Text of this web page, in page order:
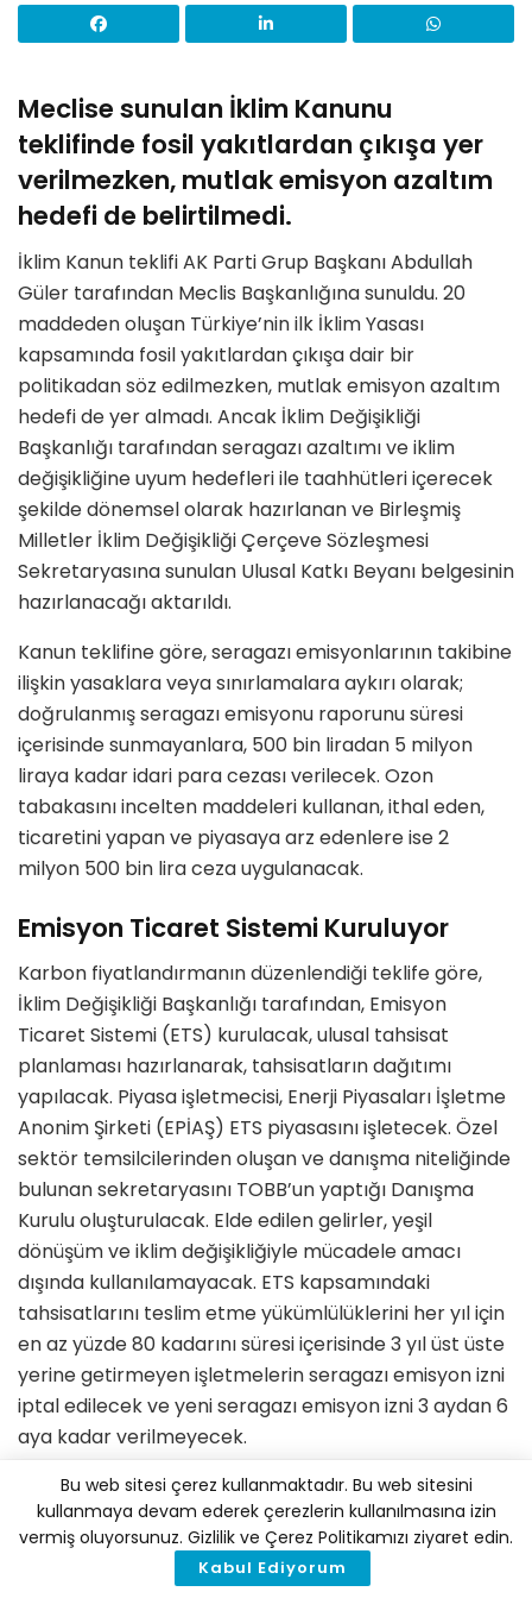
Meclise sunulan İklim Kanunu
teklifinde fosil yakıtlardan çıkışa yer
verilmezken, mutlak emisyon azaltım
hedefi de belirtilmedi.
İklim Kanun teklifi AK Parti Grup Başkanı Abdullah
Güler tarafından Meclis Başkanlığına sunuldu. 20
maddeden oluşan Türkiye’nin ilk İklim Yasası
kapsamında fosil yakıtlardan çıkışa dair bir
politikadan söz edilmezken, mutlak emisyon azaltım
hedefi de yer almadı. Ancak İklim Değişikliği
Başkanlığı tarafından seragazı azaltımı ve iklim
değişikliğine uyum hedefleri ile taahhütleri içerecek
şekilde dönemsel olarak hazırlanan ve Birleşmiş
Milletler İklim Değişikliği Çerçeve Sözleşmesi
Sekretaryasına sunulan Ulusal Katkı Beyanı belgesinin
hazırlanacağı aktarıldı.
Kanun teklifine göre, seragazı emisyonlarının takibine
ilişkin yasaklara veya sınırlamalara aykırı olarak;
doğrulanmış seragazı emisyonu raporunu süresi
içerisinde sunmayanlara, 500 bin liradan 5 milyon
liraya kadar idari para cezası verilecek. Ozon
tabakasını incelten maddeleri kullanan, ithal eden,
ticaretini yapan ve piyasaya arz edenlere ise 2
milyon 500 bin lira ceza uygulanacak.
Emisyon Ticaret Sistemi Kuruluyor
Karbon fiyatlandırmanın düzenlendiği teklife göre,
İklim Değişikliği Başkanlığı tarafından, Emisyon
Ticaret Sistemi (ETS) kurulacak, ulusal tahsisat
planlaması hazırlanarak, tahsisatların dağıtımı
yapılacak. Piyasa işletmecisi, Enerji Piyasaları İşletme
Anonim Şirketi (EPİAŞ) ETS piyasasını işletecek. Özel
sektör temsilcilerinden oluşan ve danışma niteliğinde
bulunan sekretaryasını TOBB’un yaptığı Danışma
Kurulu oluşturulacak. Elde edilen gelirler, yeşil
dönüşüm ve iklim değişikliğiyle mücadele amacı
dışında kullanılamayacak. ETS kapsamındaki
tahsisatlarını teslim etme yükümlülüklerini her yıl için
en az yüzde 80 kadarını süresi içerisinde 3 yıl üst üste
yerine getirmeyen işletmelerin seragazı emisyon izni
iptal edilecek ve yeni seragazı emisyon izni 3 aydan 6
aya kadar verilmeyecek.
Türkiye Gümrük Bölgesinde ithal edilen malların
gömülü seragazı emisyonlarını ele almak için Sınırda
Karbon Düzenleme Mekanizması (SKDM)
kurulabilecek. SKDM’ye ilişkin raporlama, kapsam,
Bu web sitesi çerez kullanmaktadır. Bu web sitesini
kullanmaya devam ederek çerezlerin kullanılmasına izin
vermiş oluyorsunuz. Gizlilik ve Çerez Politikamızı ziyaret edin.
Kabul Ediyorum